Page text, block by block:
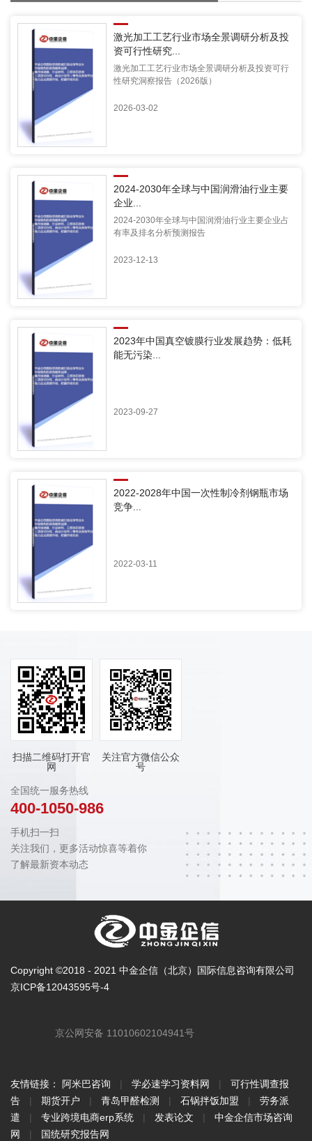
激光加工工艺行业市场全景调研分析及投
资可行性研究...
激光加工工艺行业市场全景调研分析及投资可行
性研究洞察报告（2026版）
2026-03-02
2024-2030年全球与中国润滑油行业主要
企业...
2024-2030年全球与中国润滑油行业主要企业占
有率及排名分析预测报告
2023-12-13
2023年中国真空镀膜行业发展趋势：低耗
能无污染...
2023-09-27
2022-2028年中国一次性制冷剂钢瓶市场
竞争...
2022-03-11
扫描二维码打开官
网
关注官方微信公众
号
全国统一服务热线
400-1050-986
手机扫一扫
关注我们，更多活动惊喜等着你
了解最新资本动态
Copyright ©2018 - 2021 中金企信（北京）国际信息咨询有限公司
京ICP备12043595号-4
京公网安备 11010602104941号
友情链接： 阿米巴咨询 | 学必速学习资料网 |
可行性调查报
告
| 期货开户 | 青岛甲醛检测 | 石锅拌饭加盟 |
劳务派
遣
| 专业跨境电商erp系统 | 发表论文 |
中金企信市场咨询
网
| 国统研究报告网